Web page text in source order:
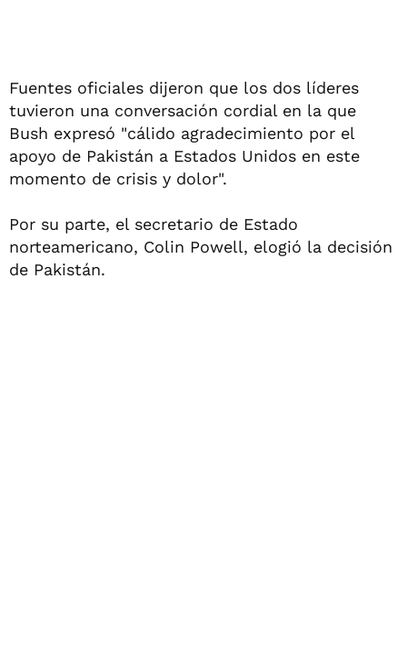
Fuentes oficiales dijeron que los dos líderes
tuvieron una conversación cordial en la que
Bush expresó "cálido agradecimiento por el
apoyo de Pakistán a Estados Unidos en este
momento de crisis y dolor".
Por su parte, el secretario de Estado
norteamericano, Colin Powell, elogió la decisión
de Pakistán.